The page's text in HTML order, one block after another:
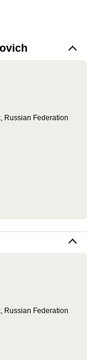
Russian Federation
Russian Federation